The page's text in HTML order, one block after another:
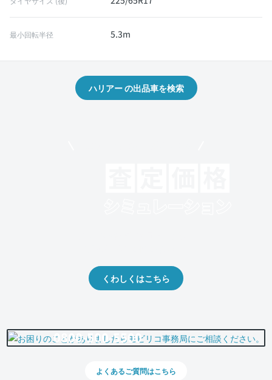
最小回転半径 5.3m
ハリアー の出品車を検索
くわしくはこちら
0800-500-5500
よくあるご質問はこちら